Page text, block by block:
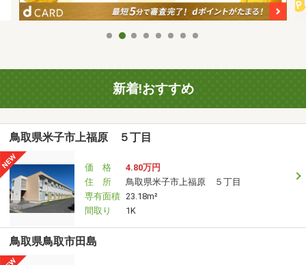
新着!おすすめ
鳥取県米子市上福原 ５丁目
価 格
4.80万円
住 所
鳥取県米子市上福原 ５丁目
専有面積 23.18m²
間取り
1K
鳥取県鳥取市田島